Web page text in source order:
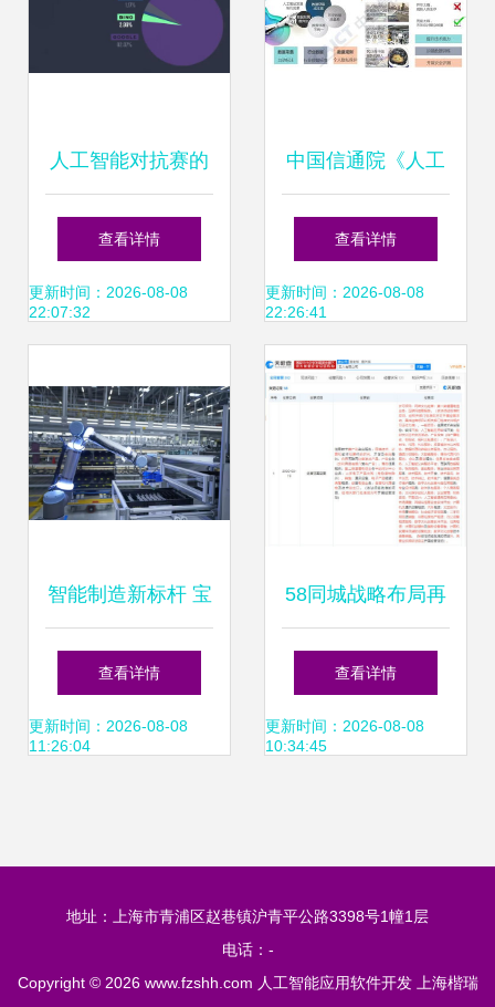
人工智能对抗赛的
黎明时分 对话微
软、OpenAI CEO
新纪元
查看详情
更新时间：2026-08-08
22:07:32
中国信通院《人工
智能发展白皮书
（产业应用篇）》
解读 2018年人工
智能应用软件开发
新图景
查看详情
更新时间：2026-08-08
22:26:41
智能制造新标杆 宝
马如何拓展工业4.0
与AI软件在生产线
查看详情
更新时间：2026-08-08
11:26:04
58同城战略布局再
落子 子公司经营范
围扩容，人工智能
查看详情
更新时间：2026-08-08
10:34:45
地址：上海市青浦区赵巷镇沪青平公路3398号1幢1层
电话：-
Copyright © 2026 www.fzshh.com 人工智能应用软件开发 上海楷瑞